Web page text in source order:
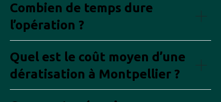
Combien de temps dure
l’opération ?
Quel est le coût moyen d’une
dératisation à Montpellier ?